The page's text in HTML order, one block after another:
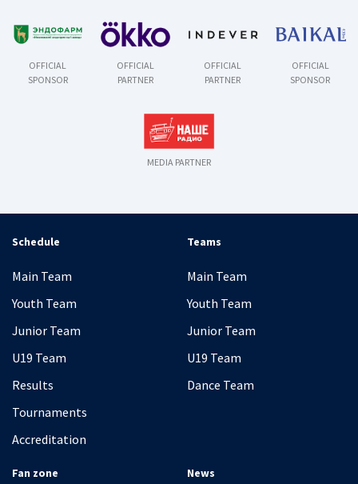
OFFICIAL
SPONSOR
OFFICIAL
PARTNER
OFFICIAL
PARTNER
OFFICIAL
SPONSOR
MEDIA PARTNER
Schedule
Main Team
Youth Team
Junior Team
U19 Team
Results
Tournaments
Accreditation
Teams
Main Team
Youth Team
Junior Team
U19 Team
Dance Team
Fan zone News